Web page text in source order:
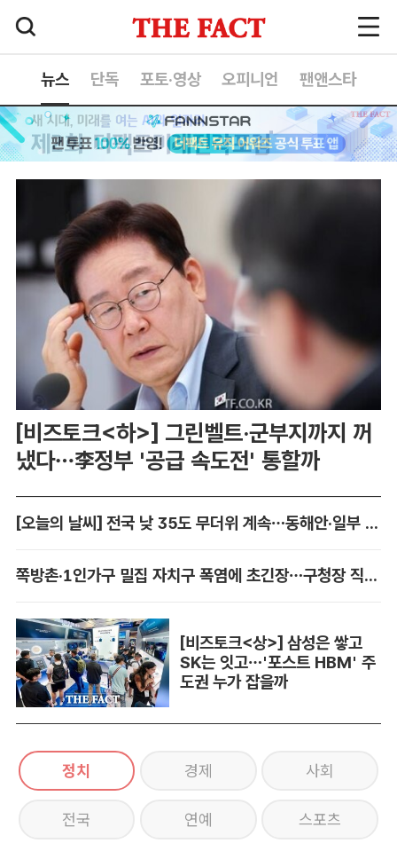
뉴스 단독 포토·영상 오피니언 팬앤스타
[비즈토크<하>] 그린벨트·군부지까지 꺼
냈다…李정부 '공급 속도전' 통할까
[오늘의 날씨] 전국 낮 35도 무더위 계속…동해안·일부 지역 비
쪽방촌·1인가구 밀집 자치구 폭염에 초긴장…구청장 직접 챙긴다
[비즈토크<상>] 삼성은 쌓고
SK는 잇고…'포스트 HBM' 주
도권 누가 잡을까
정치 경제 사회
전국 연예 스포츠